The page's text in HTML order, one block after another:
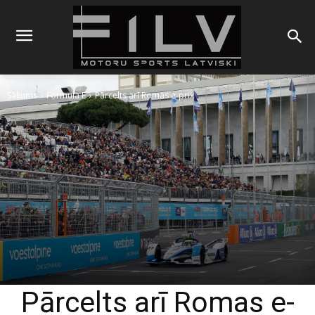
Sākums Formula E Pārcelts arī Romas e-prix
Pārcelts arī Romas e-